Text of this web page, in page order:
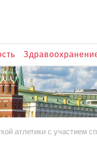
атлетики с участием